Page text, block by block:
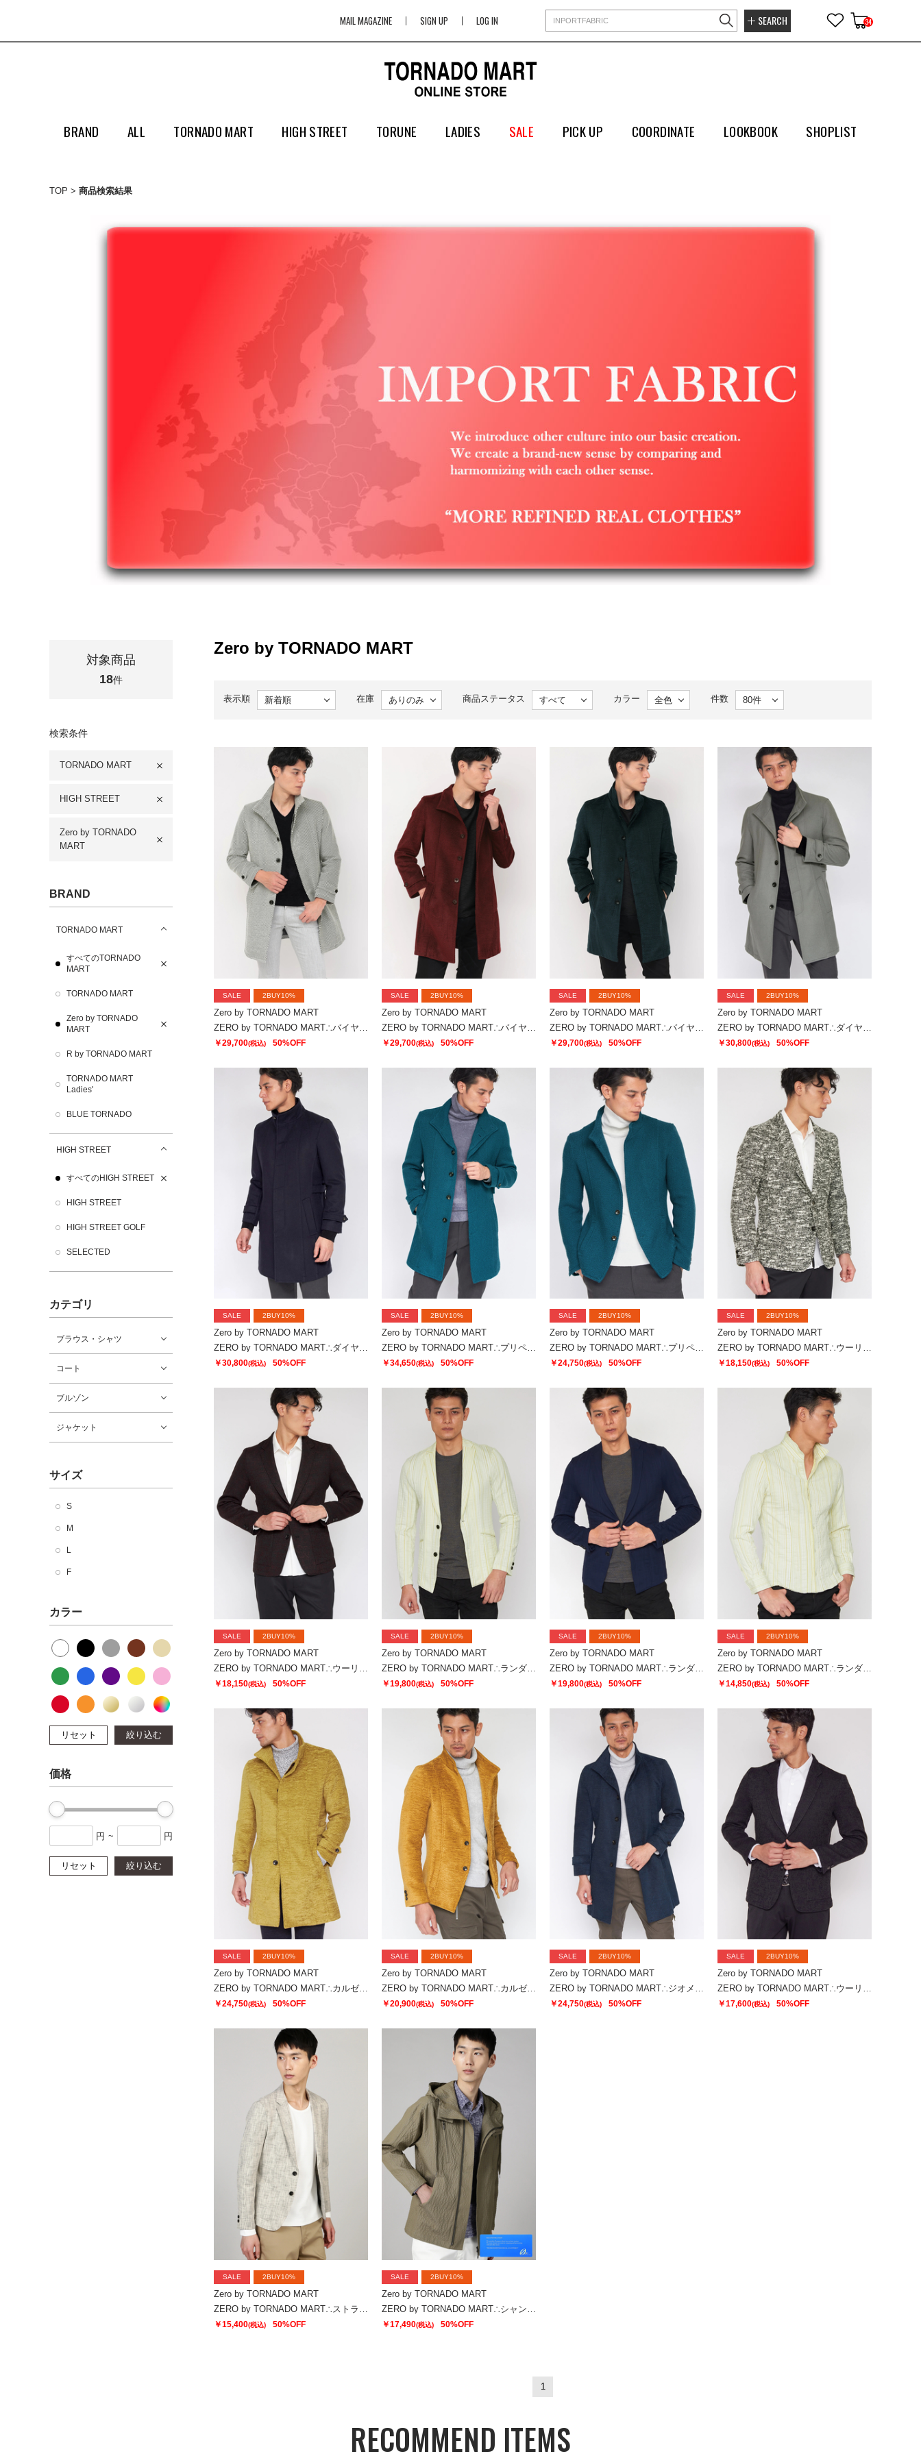
MAIL MAGAZINE SIGN UP LOG IN SEARCH 34
BRAND ALL TORNADO MART HIGH STREET TORUNE LADIES SALE PICK UP COORDINATE LOOKBOOK SHOPLIST
TOP 商品検索結果
対象商品
18件
検索条件
TORNADO MART
HIGH STREET
Zero by TORNADO
MART
BRAND
TORNADO MART
すべてのTORNADO
MART
TORNADO MART
Zero by TORNADO
MART
R by TORNADO MART
TORNADO MART
Ladies'
BLUE TORNADO
HIGH STREET
すべてのHIGH STREET
HIGH STREET
HIGH STREET GOLF
SELECTED
カテゴリ
ブラウス・シャツ
コート
ブルゾン
ジャケット
サイズ
S
M
L
F
カラー
リセット 絞り込む
価格
円 ~ 円
リセット 絞り込む
Zero by TORNADO MART
表示順 在庫 商品ステータス カラー 件数
SALE 2BUY10%
Zero by TORNADO MART
￥29,700(税込) 50%OFF
SALE 2BUY10%
Zero by TORNADO MART
￥29,700(税込) 50%OFF
SALE 2BUY10%
Zero by TORNADO MART
￥29,700(税込) 50%OFF
SALE 2BUY10%
Zero by TORNADO MART
￥30,800(税込) 50%OFF
SALE 2BUY10%
Zero by TORNADO MART
ZERO by TORNADO MART∴ダイヤゴナルメルトンスタンドコート
￥30,800(税込) 50%OFF
SALE 2BUY10%
Zero by TORNADO MART
ZERO by TORNADO MART∴プリペラバルキーツィードスタンドコート
￥34,650(税込) 50%OFF
SALE 2BUY10%
Zero by TORNADO MART
ZERO by TORNADO MART∴プリペラバルキーツィードスタンドジャケット
￥24,750(税込) 50%OFF
SALE 2BUY10%
Zero by TORNADO MART
ZERO by TORNADO MART∴ウーリージャカードジャケット
￥18,150(税込) 50%OFF
SALE 2BUY10%
Zero by TORNADO MART
￥18,150(税込) 50%OFF
SALE 2BUY10%
Zero by TORNADO MART
￥19,800(税込) 50%OFF
SALE 2BUY10%
Zero by TORNADO MART
￥19,800(税込) 50%OFF
SALE 2BUY10%
Zero by TORNADO MART
￥14,850(税込) 50%OFF
SALE 2BUY10%
Zero by TORNADO MART
ZERO by TORNADO MART∴カルゼモールスタンドコート
￥24,750(税込) 50%OFF
SALE 2BUY10%
Zero by TORNADO MART
ZERO by TORNADO MART∴カルゼモールスタンドジャケット
￥20,900(税込) 50%OFF
SALE 2BUY10%
Zero by TORNADO MART
ZERO by TORNADO MART∴ジオメトモールスタンドコート
￥24,750(税込) 50%OFF
SALE 2BUY10%
Zero by TORNADO MART
ZERO by TORNADO MART∴ウーリージャカードジャケット
￥17,600(税込) 50%OFF
SALE 2BUY10%
Zero by TORNADO MART
￥15,400(税込) 50%OFF
SALE 2BUY10%
Zero by TORNADO MART
￥17,490(税込) 50%OFF
1
RECOMMEND ITEMS